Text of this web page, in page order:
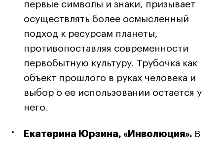
первые символы и знаки, призывает
осуществлять более осмысленный
подход к ресурсам планеты,
противопоставляя современности
первобытную культуру. Трубочка как
объект прошлого в руках человека и
выбор о ее использовании остается у
него.
Екатерина Юрзина, «Инволюция». В